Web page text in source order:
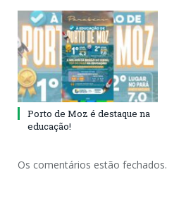
Porto de Moz é destaque na
educação!
Os comentários estão fechados.